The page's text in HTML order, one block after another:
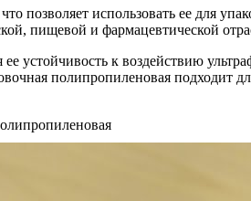
позволяет использовать ее для
пищевой и фармацевтической
к воздействию
полипропиленовая подходит